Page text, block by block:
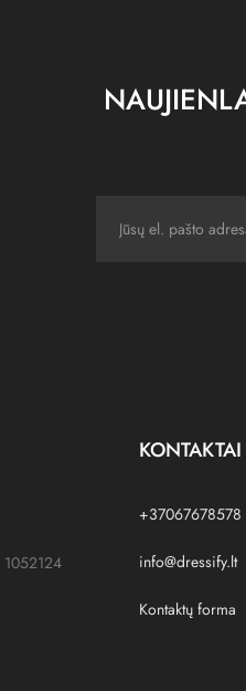
1052124
KONTAKTAI
+37067678578
info@dressify.lt
Kontaktų forma